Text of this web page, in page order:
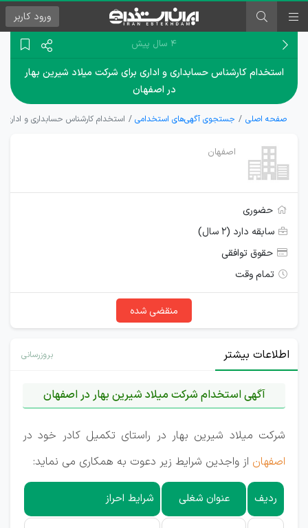
ورود کاربر
۴ سال پیش
استخدام کارشناس حسابداری و اداری برای شرکت میلاد شیرین بهار
در اصفهان
صفحه اصلی جستجوی آگهی‌های استخدامی استخدام کارشناس حسابداری و اداری
اصفهان
حضوری
سابقه دارد (۲ سال)
حقوق توافقی
تمام وقت
منقضی شده
اطلاعات بیشتر بروزرسانی
آگهی استخدام شرکت میلاد شیرین بهار در اصفهان
شرکت میلاد شیرین بهار در راستای تکمیل کادر خود در
اصفهان از واجدین شرایط زیر دعوت به همکاری می نماید:
ردیف عنوان شغلی شرایط احراز